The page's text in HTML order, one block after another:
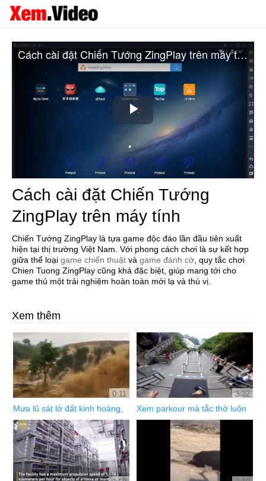
Play
Video
Cách cài đặt Chiến Tướng ZingPlay trên máy tính
Cách cài đặt Chiến Tướng
ZingPlay trên máy tính
Chiến Tướng ZingPlay là tựa game độc đáo lần đầu tiên xuất
hiện tại thị trường Việt Nam. Với phong cách chơi là sự kết hợp
giữa thể loại game chiến thuật và game đánh cờ , quy tắc chơi
Chien Tuong ZingPlay cũng khá đặc biệt, giúp mang tới cho
game thủ một trải nghiệm hoàn toàn mới lạ và thú vị.
Xem thêm
0:11
Mưa lũ sát lở đất kinh hoàng,
3:22
Xem parkour mà tắc thở luôn